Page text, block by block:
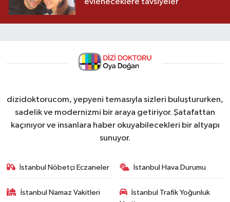
dizidoktorucom, yepyeni temasıyla sizleri buluştururken,
sadelik ve modernizmi bir araya getiriyor. Şatafattan
kaçınıyor ve insanlara haber okuyabilecekleri bir altyapı
sunuyor.
İstanbul Nöbetçi Eczaneler İstanbul Hava Durumu
İstanbul Namaz Vakitleri
İstanbul Trafik Yoğunluk